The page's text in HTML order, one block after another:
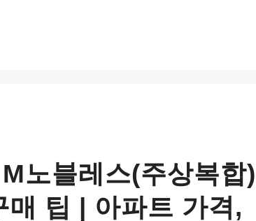
노블레스(주상복합)
매 팁 | 아파트 가격,